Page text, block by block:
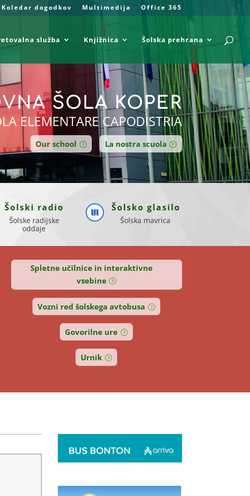
Koledar dogodkov Multimedija Office 365
služba Knjižnica Šolska prehrana
ŠOLA KOPER
ELEMENTARE CAPODISTRIA
Our school La nostra scuola
Šolski radio
Šolske radijske
oddaje
 Šolsko glasilo
Šolska mavrica
Spletne učilnice in interaktivne
vsebine
Vozni red šolskega avtobusa
Govorilne ure
Urnik